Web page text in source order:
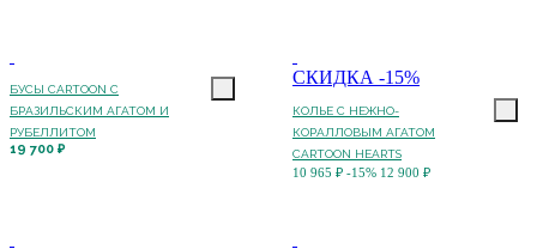
БУСЫ CARTOON С
БРАЗИЛЬСКИМ АГАТОМ И
РУБЕЛЛИТОМ
19 700 ₽
СКИДКА -15%
КОЛЬЕ C НЕЖНО-
КОРАЛЛОВЫМ АГАТОМ
CARTOON HEARTS
10 965 ₽ -15% 12 900 ₽